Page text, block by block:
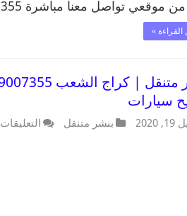
موقعي تواصل معنا مباشرة 99007355 …
القراءة »
سيارات
2020 بنشر متنقل التعليقات